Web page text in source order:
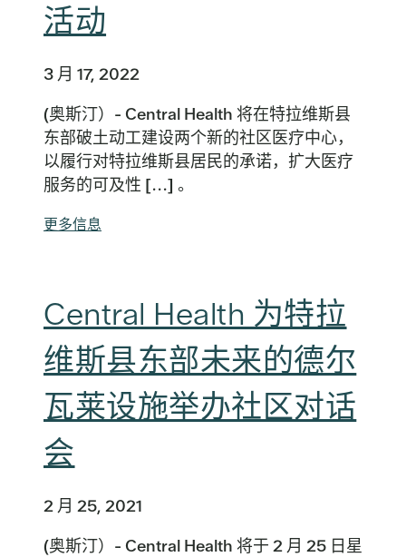
活动
3 月 17, 2022
(奥斯汀）- Central Health 将在特拉维斯县
东部破土动工建设两个新的社区医疗中心，
以履行对特拉维斯县居民的承诺，扩大医疗
服务的可及性 [...] 。
更多信息
Central Health 为特拉
维斯县东部未来的德尔
瓦莱设施举办社区对话
会
2 月 25, 2021
(奥斯汀）- Central Health 将于 2 月 25 日星